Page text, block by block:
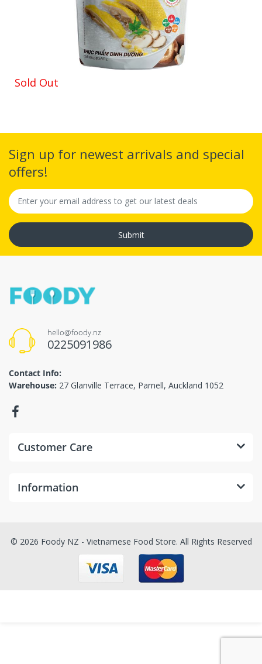
Sold Out
Sign up for newest arrivals and special
offers!
Submit
hello@foody.nz
0225091986
Contact Info:
Warehouse: 27 Glanville Terrace, Parnell, Auckland 1052
Customer Care
Information
© 2026 Foody NZ - Vietnamese Food Store. All Rights Reserved